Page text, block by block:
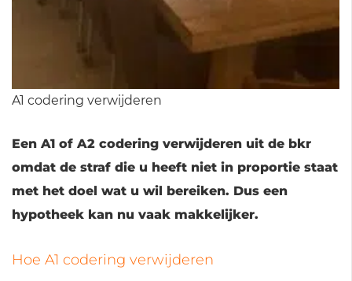
A1 codering verwijderen
Een A1 of A2 codering verwijderen uit de bkr
omdat de straf die u heeft niet in proportie staat
met het doel wat u wil bereiken. Dus een
hypotheek kan nu vaak makkelijker.
Hoe A1 codering verwijderen